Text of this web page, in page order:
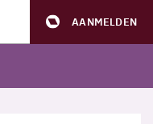
AANMELDEN